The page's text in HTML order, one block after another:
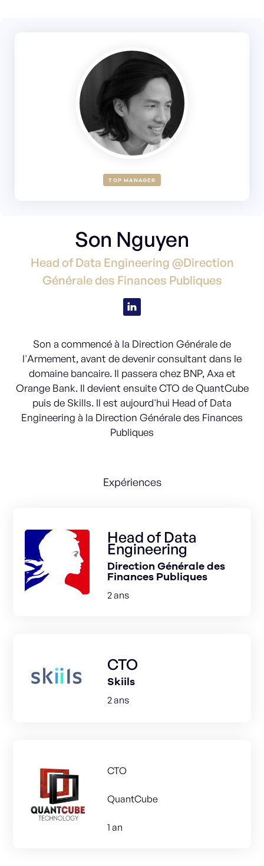
TOP MANAGER
Son Nguyen
Head of Data Engineering @Direction
Générale des Finances Publiques
Son a commencé à la Direction Générale de
l'Armement, avant de devenir consultant dans le
domaine bancaire. Il passera chez BNP, Axa et
Orange Bank. Il devient ensuite CTO de QuantCube
puis de Skills. Il est aujourd'hui Head of Data
Engineering à la Direction Générale des Finances
Publiques
Expériences
Head of Data
Engineering
Direction Générale des
Finances Publiques
2 ans
CTO
Skiils
2 ans
CTO
QuantCube
1 an